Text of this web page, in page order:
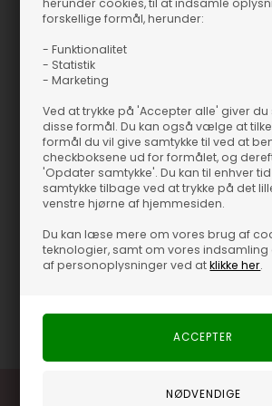
herunder cookies, til at indsamle
forskellige formål, herunder:
- Funktionalitet
- Statistik
- Marketing
Ved at trykke på 'Accepter alle' giver du
disse formål. Du kan også vælge at
formål du vil give samtykke til ved at
checkboksene ud for formålet, og
'Opdater samtykke'. Du kan til enhver
samtykke tilbage ved at trykke på det
venstre hjørne af hjemmesiden.
Du kan læse mere om vores brug af
teknologier, samt om vores
af personoplysninger ved atklikke her.
Se mere
BRANDS NAILBERRY
Du er499,00 DKK fra fri fragt
Varenummer